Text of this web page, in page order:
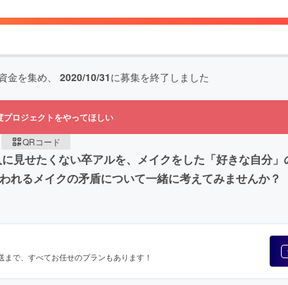
金を集め、 2020/10/31に募集を終了しました
プロジェクトをやってほしい
QRコード
見せたくない卒アルを、メイクをした「好きな自分
れるメイクの矛盾について一緒に考えてみませんか？
で、すべてお任せのプランもあります！